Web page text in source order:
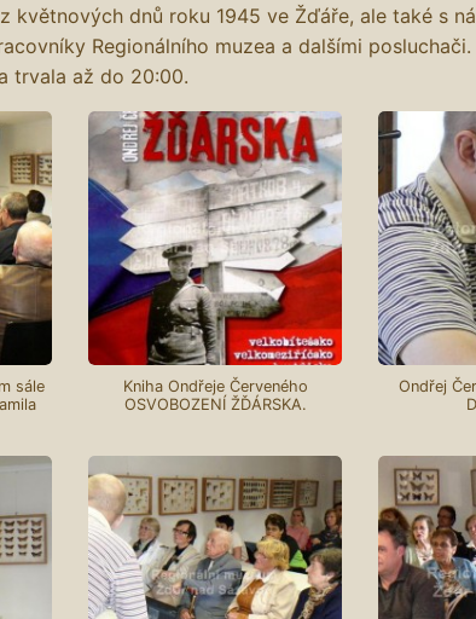
květnových dnů roku 1945 ve Žďáře, ale také s
Regionálního muzea a dalšími
trvala až do 20:00.
sále
Kniha Ondřeje Červeného
OSVOBOZENÍ ŽĎÁRSKA.
Ondřej